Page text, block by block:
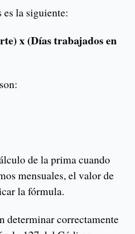
la siguiente:
x (Días trabajados en
de la prima cuando
mensuales, el valor de
la fórmula.
determinar correctamente